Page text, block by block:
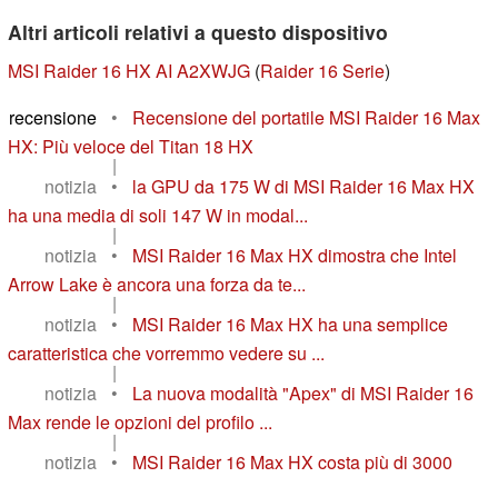
Altri articoli relativi a questo dispositivo
MSI Raider 16 HX AI A2XWJG (Raider 16 Serie)
recensione
•
Recensione del portatile MSI Raider 16 Max
HX: Più veloce del Titan 18 HX
|
notizia
•
la GPU da 175 W di MSI Raider 16 Max HX
ha una media di soli 147 W in modal...
|
notizia
•
MSI Raider 16 Max HX dimostra che Intel
Arrow Lake è ancora una forza da te...
|
notizia
•
MSI Raider 16 Max HX ha una semplice
caratteristica che vorremmo vedere su ...
|
notizia
•
La nuova modalità "Apex" di MSI Raider 16
Max rende le opzioni del profilo ...
|
notizia
•
MSI Raider 16 Max HX costa più di 3000